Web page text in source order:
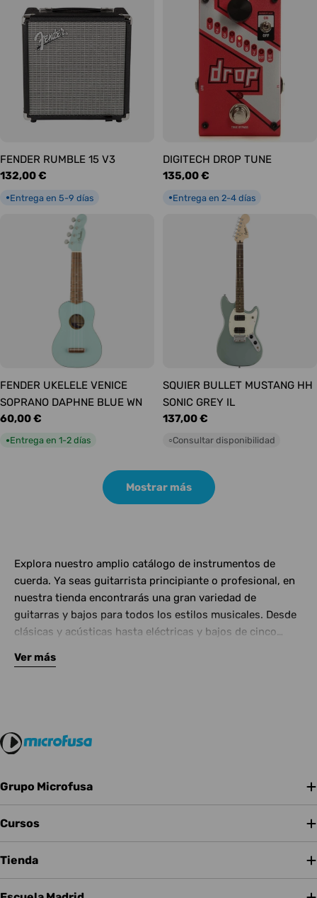
FENDER RUMBLE 15 V3
Precio
132,00 €
●Entrega en 5-9 días
DIGITECH DROP TUNE
Precio
135,00 €
●Entrega en 2-4 días
FENDER UKELELE VENICE
SOPRANO DAPHNE BLUE WN
Precio
habitual
60,00 €
●Entrega en 1-2 días
SQUIER BULLET MUSTANG HH
SONIC GREY IL
Precio
habitual
137,00 €
○Consultar disponibilidad
Mostrar más
Explora nuestro amplio catálogo de instrumentos de
cuerda. Ya seas guitarrista principiante o profesional, en
nuestra tienda encontrarás una gran variedad de
guitarras y bajos para todos los estilos musicales. Desde
clásicas y acústicas hasta eléctricas y bajos de cinco
Complementa tu instrumento con amplificadores de
Ver más
Grupo Microfusa
Cursos
Tienda